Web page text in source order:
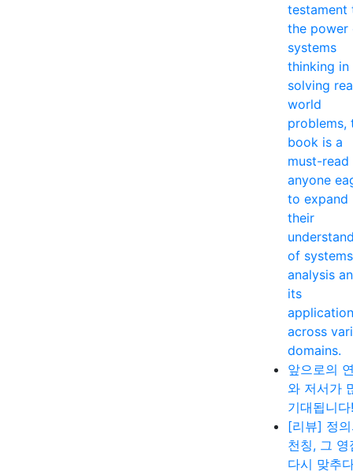
testament
the power
systems
thinking in
solving
world
problems,
book is a
must-
anyone
to expand
their
of systems
analysis
its
across
domains.
앞으로의
와 저서가
기대됩니다!
[리뷰] 정
천칭, 그 영
다시 맞추